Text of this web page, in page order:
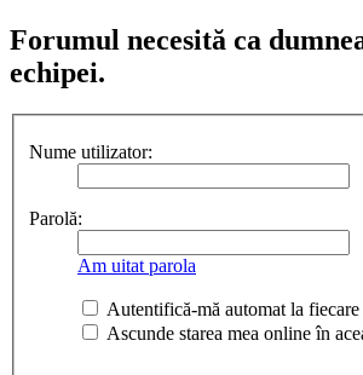
Forumul necesită ca
echipei.
Nume utilizator:
Parolă:
Am uitat parola
Autentifică-mă automat la
Ascunde starea mea online în